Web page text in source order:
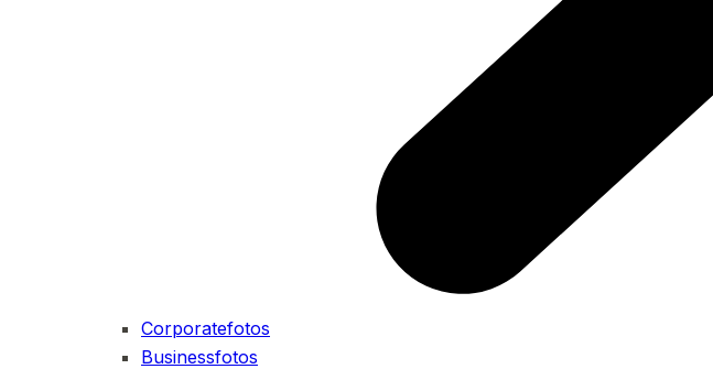
Corporatefotos
Businessfotos